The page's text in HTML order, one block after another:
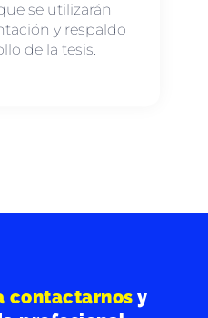
se utilizarán
y respaldo
de la tesis.
contactarnos y